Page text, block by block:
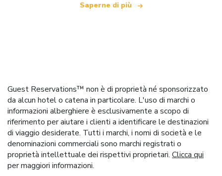
Saperne di più
Guest Reservations™ non è di proprietà né sponsorizzato
da alcun hotel o catena in particolare. L'uso di marchi o
informazioni alberghiere è esclusivamente a scopo di
riferimento per aiutare i clienti a identificare le destinazioni
di viaggio desiderate. Tutti i marchi, i nomi di società e le
denominazioni commerciali sono marchi registrati o
proprietà intellettuale dei rispettivi proprietari. Clicca qui
per maggiori informazioni.